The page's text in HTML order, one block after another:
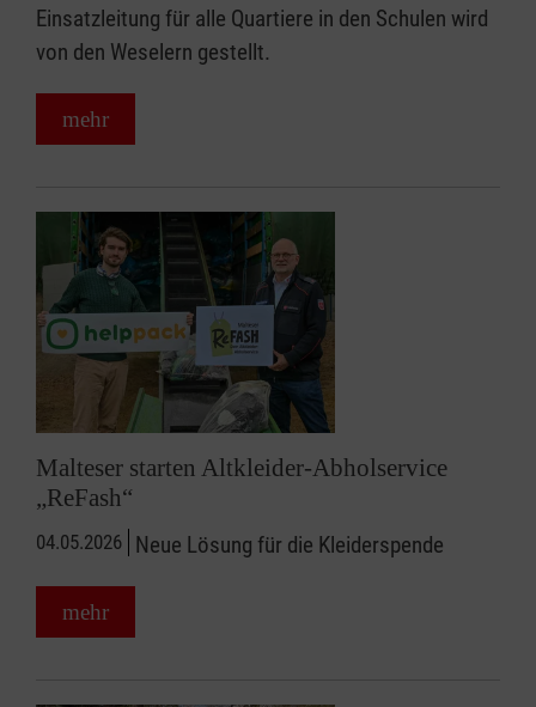
Einsatzleitung für alle Quartiere in den Schulen wird
von den Weselern gestellt.
mehr
Malteser starten Altkleider-Abholservice
„ReFash“
04.05.2026 Neue Lösung für die Kleiderspende
mehr